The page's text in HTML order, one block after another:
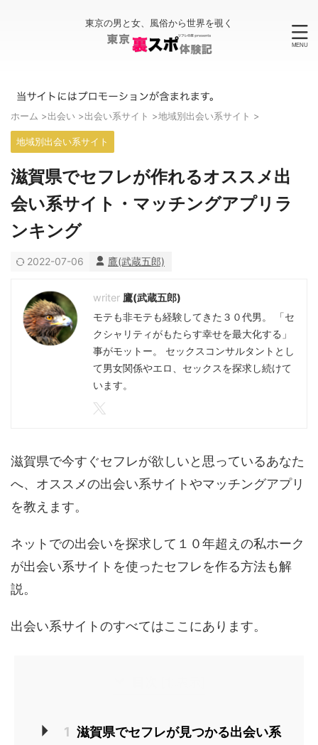
東京の男と女、風俗から世界を覗く
ホーム >出会い >出会い系サイト >地域別出会い系サイト >
地域別出会い系サイト
滋賀県でセフレが作れるオススメ出
会い系サイト・マッチングアプリラ
ンキング
2022-07-06 鷹(武蔵五郎)
鷹(武蔵五郎)
モテも非モテも経験してきた３０代男。 「セ
クシャリティがもたらす幸せを最大化する」
事がモットー。 セックスコンサルタントとし
て男女関係やエロ、セックスを探求し続けて
います。
滋賀県で今すぐセフレが欲しいと思っているあなた
へ、オススメの出会い系サイトやマッチングアプリ
を教えます。
ネットでの出会いを探求して１０年超えの私ホーク
が出会い系サイトを使ったセフレを作る方法も解
説。
出会い系サイトのすべてはここにあります。
1 滋賀県でセフレが見つかる出会い系